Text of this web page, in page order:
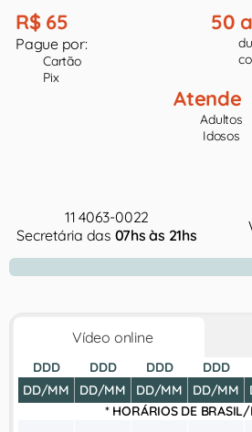
R$ 65
Pague por:
Cartão
Pix
50
Atende
Adultos
Idosos
11 4063-0022
Secretária das 07hs às 21hs
Vídeo online
DDD
DD/MM
DDD
DD/MM
DDD
DD/MM
DDD
DD/MM
* HORÁRIOS DE